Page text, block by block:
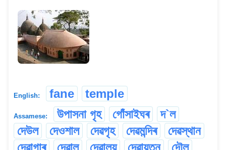
English: fane temple
Assamese: উপাসনা গৃহ গোঁসাইঘৰ
দ`ল
দেউল
দেওশাল দেৱগৃহ দেৱমন্দিৰ
দেৱস্থান
দেৱাগাৰ
দেৱাল দেৱালয় দেৱায়তন
দৌল